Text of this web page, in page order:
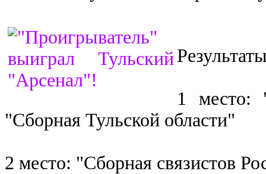
1 место:
"Сборная Тульской области"
2 место: "Сборная связистов